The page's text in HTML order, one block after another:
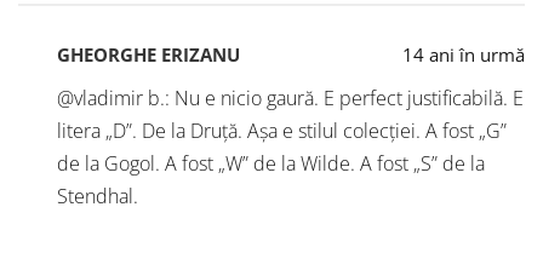
GHEORGHE ERIZANU 14 ani în urmă
@vladimir b.: Nu e nicio gaură. E perfect justificabilă. E
litera „D”. De la Druță. Așa e stilul colecției. A fost „G”
de la Gogol. A fost „W” de la Wilde. A fost „S” de la
Stendhal.